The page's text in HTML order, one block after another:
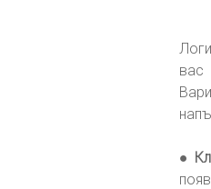
вас
●